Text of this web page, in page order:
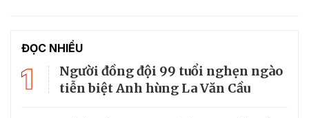
ĐỌC NHIỀU
1
Người đồng đội 99 tuổi nghẹn ngào
tiễn biệt Anh hùng La Văn Cầu